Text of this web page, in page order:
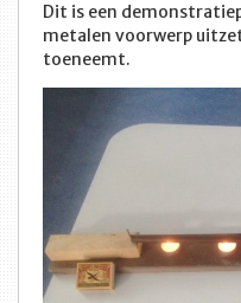
Dit is een
metalen voorwerp
toeneemt.